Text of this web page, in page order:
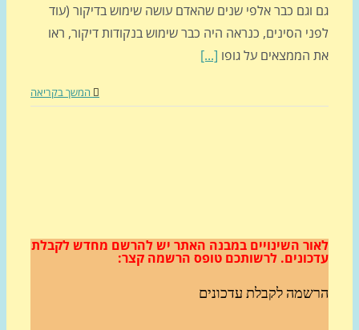
וגם כבר אלפי שנים שהאדם עושה שימוש בדיקור (עוד
הסינים, כנראה היה כבר שימוש בנקודות דיקור, ראו
הממצאים על גופו [...]
המשך בקריאה
השינויים במבנה האתריש להרשם מחדש לקבלת
לרשותכם טופס הרשמה קצר:
לקבלת עדכונים